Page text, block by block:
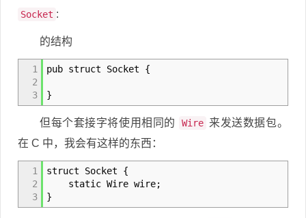
Socket :
的结构
1
2
3
pub struct Socket {
}
但每个套接字将使用相同的 Wire 来发送数据包。
在 C 中，我会有这样的东西：
1
2
3
struct Socket {
static Wire wire;
}